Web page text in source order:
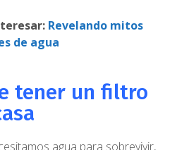
Revelando mitos
de agua
tener un filtro
agua para sobrevivir,